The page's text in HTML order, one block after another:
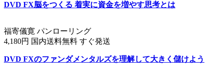
DVD FX脳をつくる 着実に資金を増やす思考とは
福寄儀寛 パンローリング
4,180円 国内送料無料 すぐ発送
DVD FXのファンダメンタルズを理解して大きく儲けよう